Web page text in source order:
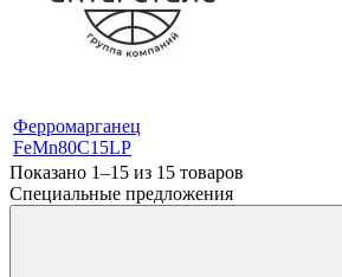
Ферромарганец
FeMn80C15LP
Показано 1–15 из 15 товаров
Специальные предложения